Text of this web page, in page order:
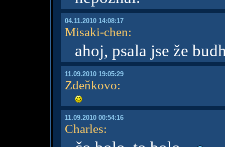
04.11.2010 14:08:17
Misaki-chen:
ahoj, psala jse že
11.09.2010 19:05:29
Zdeňkovo:
11.09.2010 00:54:16
Charles: